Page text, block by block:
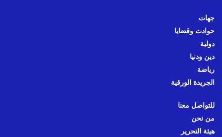
جهات
حوادث وقضايا
دولية
دين ودنيا
رياضة
الجريدة الورقية
للتواصل معنا
من نحن
هيئة التحرير